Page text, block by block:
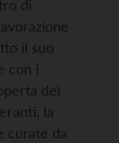
di
il suo
con i
dei
la
curate da